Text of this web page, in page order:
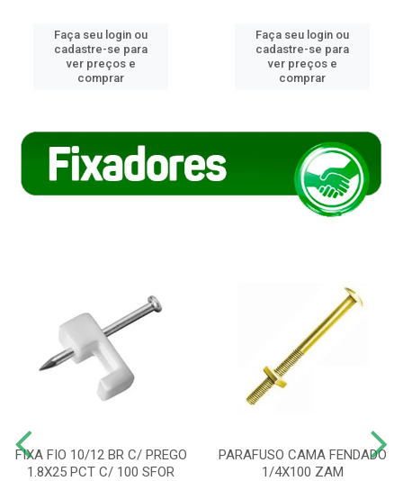
Faça seu login ou
cadastre-se para
ver preços e
comprar
Faça seu login ou
cadastre-se para
ver preços e
comprar
FIXA FIO 10/12 BR C/ PREGO
1.8X25 PCT C/ 100 SFOR
PARAFUSO CAMA FENDADO
1/4X100 ZAM